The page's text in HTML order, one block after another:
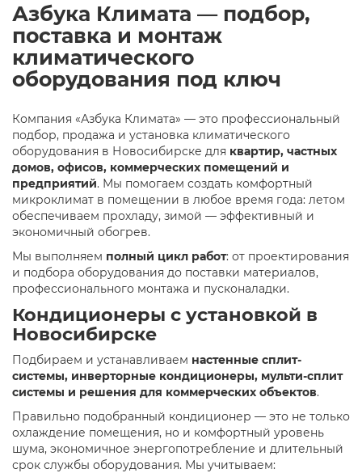
Азбука Климата — подбор,
поставка и монтаж
климатического
оборудования под ключ
Компания «Азбука Климата» — это профессиональный
подбор, продажа и установка климатического
оборудования в Новосибирске для квартир, частных
домов, офисов, коммерческих помещений и
предприятий. Мы помогаем создать комфортный
микроклимат в помещении в любое время года: летом
обеспечиваем прохладу, зимой — эффективный и
экономичный обогрев.
Мы выполняем полный цикл работ: от проектирования
и подбора оборудования до поставки материалов,
профессионального монтажа и пусконаладки.
Кондиционеры с установкой в
Новосибирске
Подбираем и устанавливаем настенные сплит-
системы, инверторные кондиционеры, мульти-сплит
системы и решения для коммерческих объектов.
Правильно подобранный кондиционер — это не только
охлаждение помещения, но и комфортный уровень
шума, экономичное энергопотребление и длительный
срок службы оборудования. Мы учитываем: